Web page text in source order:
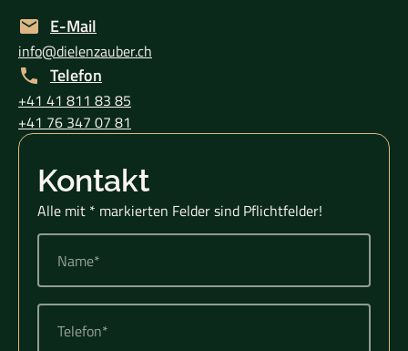
E-Mail
info@dielenzauber.ch
Telefon
+41 41 811 83 85
+41 76 347 07 81
Kontakt
Alle mit * markierten Felder sind Pflichtfelder!
Name*
Telefon*